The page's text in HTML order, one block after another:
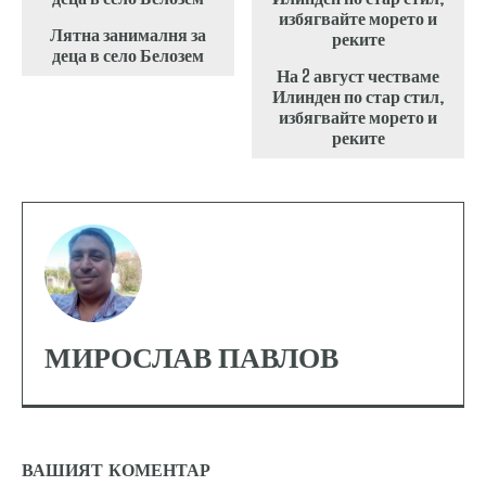
Лятна занималня за
деца в село Белозем
На 2 август честваме
Илинден по стар стил,
избягвайте морето и
реките
МИРОСЛАВ ПАВЛОВ
ВАШИЯТ КОМЕНТАР